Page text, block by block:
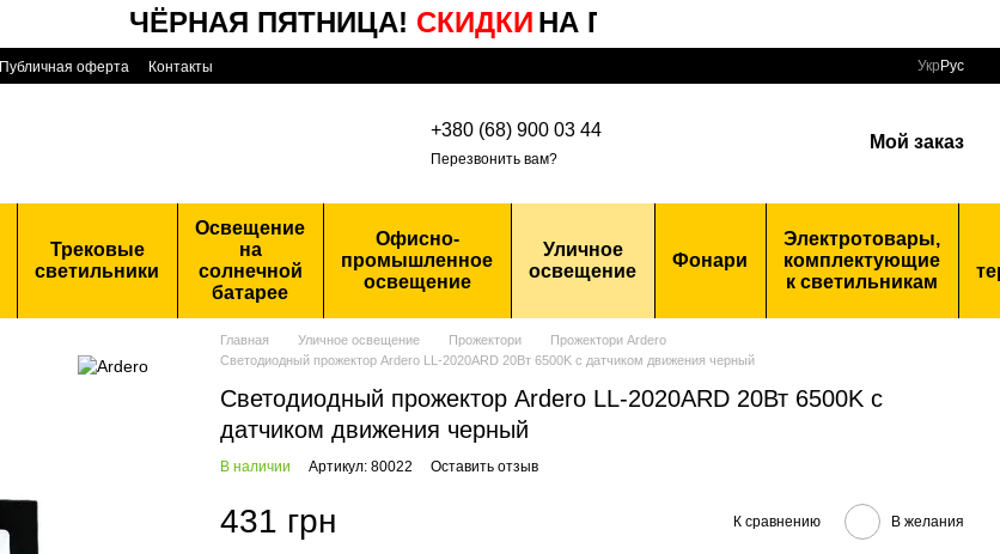
ЧЁРНАЯ ПЯТНИЦА!СКИДКИНА ПОПУЛЯРНЫЕ
Публичная оферта Контакты Укр Рус
+380 (68) 900 03 44
Перезвонить вам?
Мой заказ
Трековые
светильники
Освещение
на
солнечной
батарее
Офисно-
промышленное
освещение
Уличное
освещение
Фонари
Электротовары,
комплектующие
к светильникам
Главная Уличное освещение Прожектори
Прожектори Ardero
Светодиодный прожектор Ardero LL-2020ARD 20Вт 6500K с датчиком движения черный
Светодиодный прожектор Ardero LL-2020ARD 20Вт 6500K с
датчиком движения черный
В наличии Артикул: 80022 Оставить отзыв
431 грн К сравнению В желания